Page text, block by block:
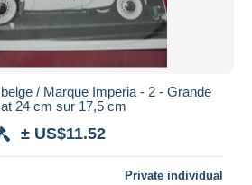
/ Marque Imperia - 2 - Grande
24 cm sur 17,5 cm
± US$11.52
Private individual